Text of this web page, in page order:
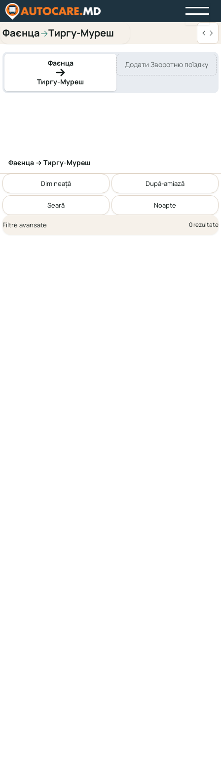
Фаєнца→Тиргу-Муреш
Фаєнца
Тиргу-Муреш
Додати Зворотню поїздку
Фаєнца → Тиргу-Муреш
Dimineață După-amiază
Seară Noapte
Filtre avansate 0 rezultate